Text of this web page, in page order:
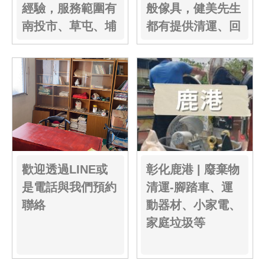
經驗，服務範圍有
南投市、草屯、埔
里、竹山、名間、
國姓、鹿谷、水
里、信義、仁愛、
魚池、中寮、集
集，若您需要服
務，歡迎使用line
諮詢
@a0908680000
般傢具，健美先生
都有提供清運、回
收的服務....
歡迎透過LINE或
是電話與我們預約
聯絡
彰化鹿港 | 廢棄物
清運-腳踏車、運
動器材、小家電、
家庭垃圾等